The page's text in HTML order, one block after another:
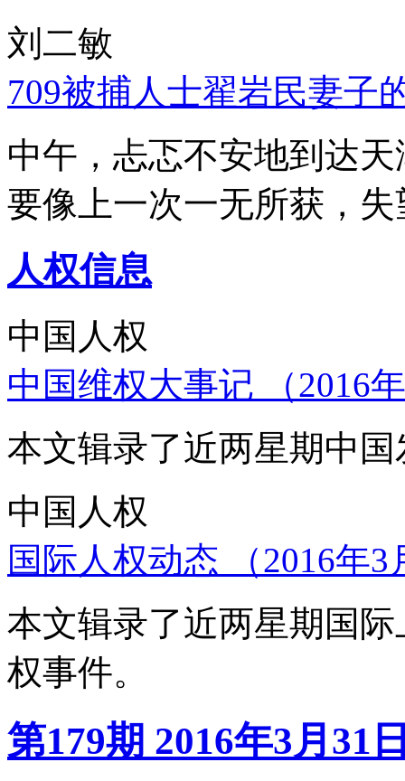
刘二敏
709被捕人士翟岩民妻子
中午，忐忑不安地到达
要像上一次一无所获，
人权信息
中国人权
中国维权大事记 （2016
本文辑录了近两星期中
中国人权
国际人权动态 （2016年
本文辑录了近两星期国
权事件。
第179期 2016年3月31